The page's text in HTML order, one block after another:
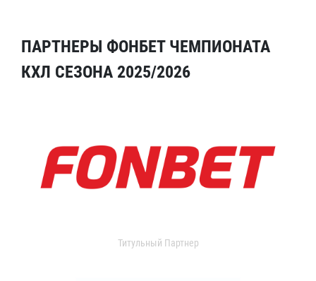
ПАРТНЕРЫ ФОНБЕТ ЧЕМПИОНАТА
КХЛ СЕЗОНА 2025/2026
Титульный Партнер